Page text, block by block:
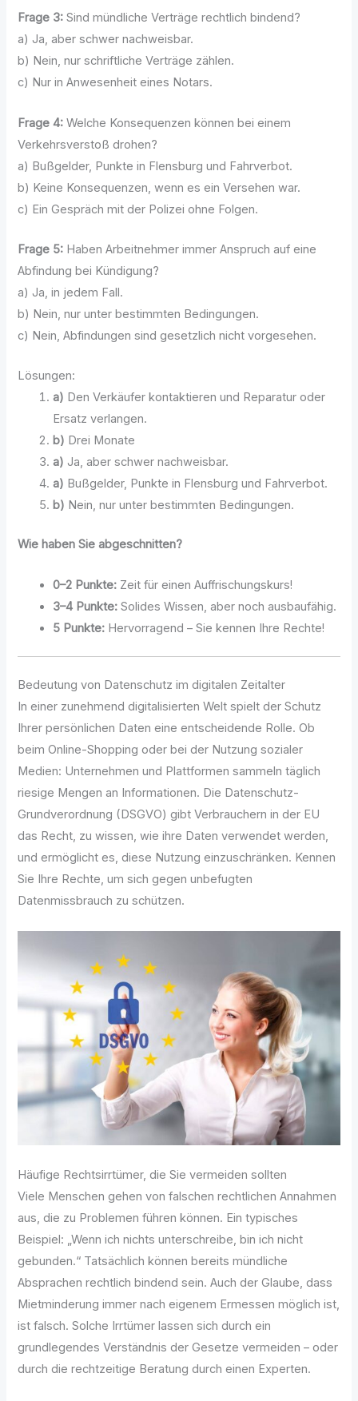
Frage 3: Sind mündliche Verträge rechtlich bindend?
a) Ja, aber schwer nachweisbar.
b) Nein, nur schriftliche Verträge zählen.
c) Nur in Anwesenheit eines Notars.
Frage 4: Welche Konsequenzen können bei einem
Verkehrsverstoß drohen?
a) Bußgelder, Punkte in Flensburg und Fahrverbot.
b) Keine Konsequenzen, wenn es ein Versehen war.
c) Ein Gespräch mit der Polizei ohne Folgen.
Frage 5: Haben Arbeitnehmer immer Anspruch auf eine
Abfindung bei Kündigung?
a) Ja, in jedem Fall.
b) Nein, nur unter bestimmten Bedingungen.
c) Nein, Abfindungen sind gesetzlich nicht vorgesehen.
Lösungen:
a) Den Verkäufer kontaktieren und Reparatur oder
Ersatz verlangen.
b) Drei Monate
a) Ja, aber schwer nachweisbar.
a) Bußgelder, Punkte in Flensburg und Fahrverbot.
b) Nein, nur unter bestimmten Bedingungen.
Wie haben Sie abgeschnitten?
0–2 Punkte: Zeit für einen Auffrischungskurs!
3–4 Punkte: Solides Wissen, aber noch ausbaufähig.
5 Punkte: Hervorragend – Sie kennen Ihre Rechte!
Bedeutung von Datenschutz im digitalen Zeitalter
In einer zunehmend digitalisierten Welt spielt der Schutz
Ihrer persönlichen Daten eine entscheidende Rolle. Ob
beim Online-Shopping oder bei der Nutzung sozialer
Medien: Unternehmen und Plattformen sammeln täglich
riesige Mengen an Informationen. Die Datenschutz-
Grundverordnung (DSGVO) gibt Verbrauchern in der EU
das Recht, zu wissen, wie ihre Daten verwendet werden,
und ermöglicht es, diese Nutzung einzuschränken. Kennen
Sie Ihre Rechte, um sich gegen unbefugten
Datenmissbrauch zu schützen.
Häufige Rechtsirrtümer, die Sie vermeiden sollten
Viele Menschen gehen von falschen rechtlichen Annahmen
aus, die zu Problemen führen können. Ein typisches
Beispiel: „Wenn ich nichts unterschreibe, bin ich nicht
gebunden.“ Tatsächlich können bereits mündliche
Absprachen rechtlich bindend sein. Auch der Glaube, dass
Mietminderung immer nach eigenem Ermessen möglich ist,
ist falsch. Solche Irrtümer lassen sich durch ein
grundlegendes Verständnis der Gesetze vermeiden – oder
durch die rechtzeitige Beratung durch einen Experten.